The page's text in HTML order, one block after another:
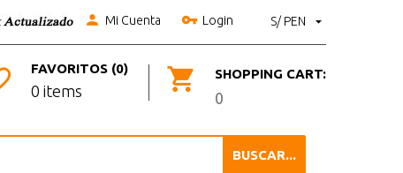
S/ PEN
Mi Cuenta Login
SHOPPING CART:
0
FAVORITOS (0)
0 items
BUSCAR...